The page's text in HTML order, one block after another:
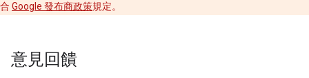
合 Google 發布商政策規定。
意見回饋